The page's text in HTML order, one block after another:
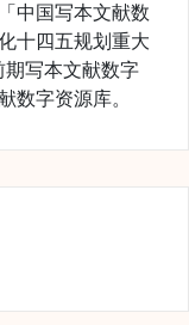
中国写本文献数
十四五规划重大
写本文献数字
数字资源库。